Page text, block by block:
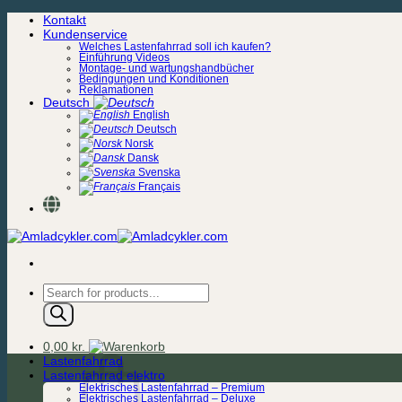
Zum
Inhalt
Kontakt
Kundenservice
Welches Lastenfahrrad soll ich kaufen?
Einführung Videos
Montage- und wartungshandbücher
Bedingungen und Konditionen
Reklamationen
Deutsch
English
Deutsch
Norsk
Dansk
Svenska
Français
Products
search
0,00 kr.
Lastenfahrrad
Lastenfahrrad elektro
Elektrisches Lastenfahrrad – Premium
Elektrisches Lastenfahrrad – Deluxe